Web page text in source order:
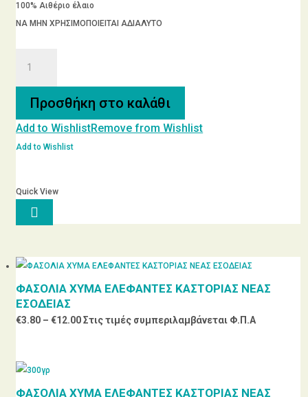
100% Αιθέριο έλαιο
ΝΑ ΜΗΝ ΧΡΗΣΙΜΟΠΟΙΕΙΤΑΙ ΑΔΙΑΛΥΤΟ
ποσότητα
Προσθήκη στο καλάθι
Add to WishlistRemove from Wishlist
Add to Wishlist
Quick View

ΦΑΣΟΛΙΑ ΧΥΜΑ ΕΛΕΦΑΝΤΕΣ ΚΑΣΤΟΡΙΑΣ ΝΕΑΣ
ΕΣΟΔΕΙΑΣ
€3.80 – €12.00Price
€12.00
Στις τιμές συμπεριλαμβάνεται Φ.Π.Α
ΦΑΣΟΛΙΑ ΧΥΜΑ ΕΛΕΦΑΝΤΕΣ ΚΑΣΤΟΡΙΑΣ ΝΕΑΣ